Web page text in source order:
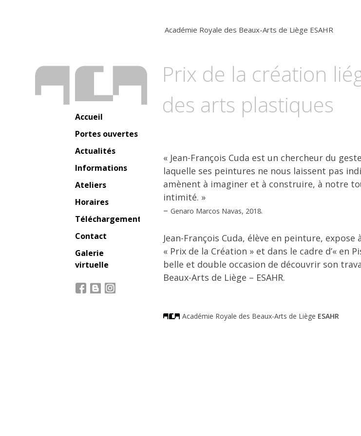
Académie Royale des Beaux-Arts de Liège ESAHR
Accueil
Portes ouvertes
Actualités
Informations
Ateliers
Horaires
Téléchargement
Contact
Galerie
virtuelle
Prix de la création
des arts plastiques
« Jean-François Cuda est un chercheur du
laquelle ses peintures ne nous laissent pas
amènent à imaginer et à construire, à notre
intimité. »
– Genaro Marcos Navas, 2018.
Jean-François Cuda, élève en peinture,
« Prix de la Création » et dans le cadre d’« en
belle et double occasion de découvrir son
Beaux-Arts de Liège – ESAHR.
Académie Royale des Beaux-Arts de Liège ESAHR